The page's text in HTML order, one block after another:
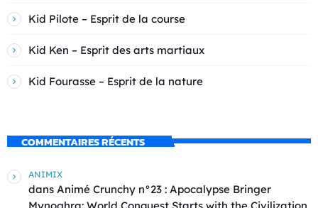
Kid Pilote – Esprit de la course
Kid Ken – Esprit des arts martiaux
Kid Fourasse – Esprit de la nature
COMMENTAIRES RÉCENTS
ANIMIX
dans Animé Crunchy n°23 : Apocalypse Bringer